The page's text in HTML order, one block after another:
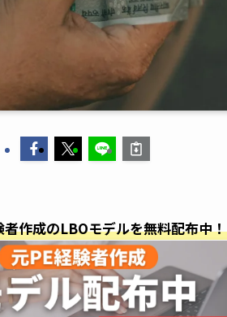
作成のLBOモデルを無料配布中！